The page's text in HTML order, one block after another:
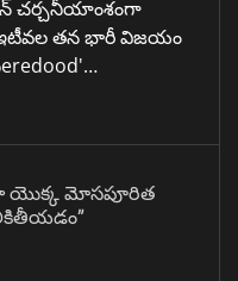
చర్చనీయాంశంగా
తన భారీ విజయం
యొక్క మోసపూరిత